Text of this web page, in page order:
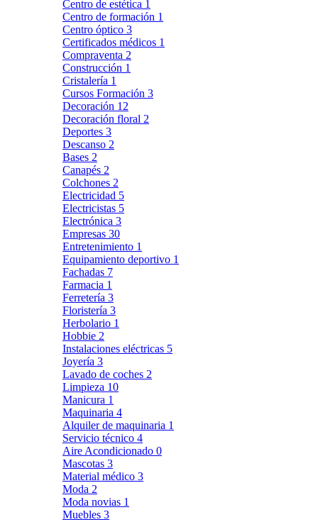
Centro de estética 1
Centro de formación 1
Centro óptico 3
Certificados médicos 1
Compraventa 2
Construcción 1
Cristalería 1
Cursos Formación 3
Decoración 12
Decoración floral 2
Deportes 3
Descanso 2
Bases 2
Canapés 2
Colchones 2
Electricidad 5
Electricistas 5
Electrónica 3
Empresas 30
Entretenimiento 1
Equipamiento deportivo 1
Fachadas 7
Farmacia 1
Ferretería 3
Floristería 3
Herbolario 1
Hobbie 2
Instalaciones eléctricas 5
Joyería 3
Lavado de coches 2
Limpieza 10
Manicura 1
Maquinaria 4
Alquiler de maquinaria 1
Servicio técnico 4
Aire Acondicionado 0
Mascotas 3
Material médico 3
Moda 2
Moda novias 1
Muebles 3